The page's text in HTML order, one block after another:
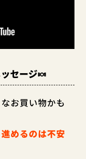
セージ🍬
お買い物かも
めるのは不安